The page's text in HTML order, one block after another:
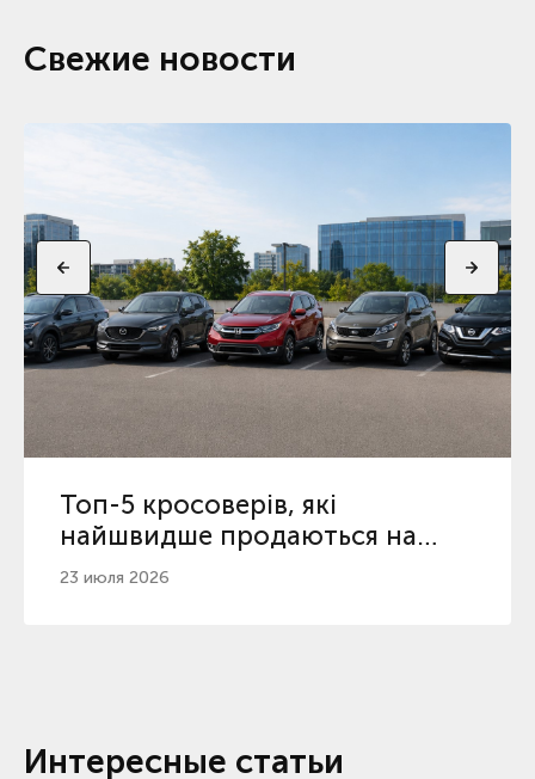
Свежие новости
Топ-5 кросоверів, які
найшвидше продаються на
вторинному ринку
23 июля 2026
Интересные статьи